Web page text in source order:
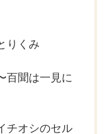
りくみ
百聞は一見に
チオシのセル